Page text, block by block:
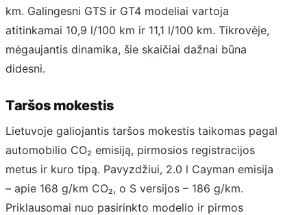
km. Galingesni GTS ir GT4 modeliai vartoja
atitinkamai 10,9 l/100 km ir 11,1 l/100 km. Tikrovėje,
mėgaujantis dinamika, šie skaičiai dažnai būna
didesni.
Taršos mokestis
Lietuvoje galiojantis taršos mokestis taikomas pagal
automobilio CO₂ emisiją, pirmosios registracijos
metus ir kuro tipą. Pavyzdžiui, 2.0 l Cayman emisija
– apie 168 g/km CO₂, o S versijos – 186 g/km.
Priklausomai nuo pasirinkto modelio ir pirmos